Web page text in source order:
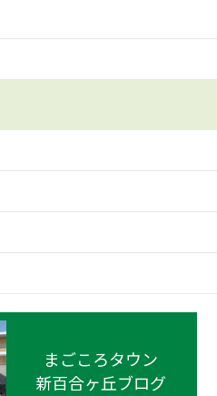
まごころタウン
新百合ヶ丘ブログ